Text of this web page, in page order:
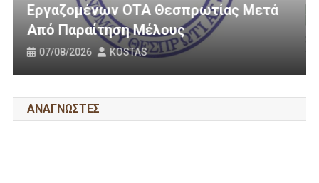
Μετά
3 Εκατομμύρια Ευρώ Για
Οδοποιία Στον Δήμο
31/07/2026 KOSTAS
ΑΝΑΓΝΩΣΤΕΣ